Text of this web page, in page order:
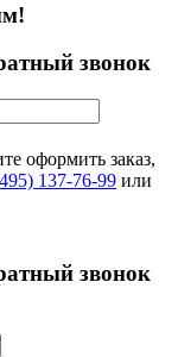
звонок
оформить заказ,
137‑76‑99 или
звонок